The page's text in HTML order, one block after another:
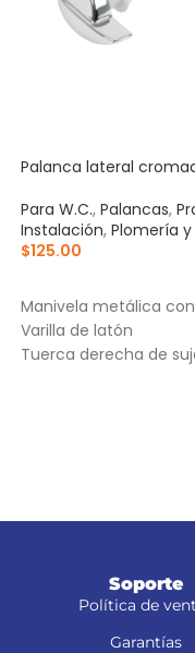
Palanca lateral
Para W.C., Palancas,
Instalación, Plomería
$125.00
Manivela metálica
Varilla de latón
Tuerca derecha de
Soporte
Política de
Garantías